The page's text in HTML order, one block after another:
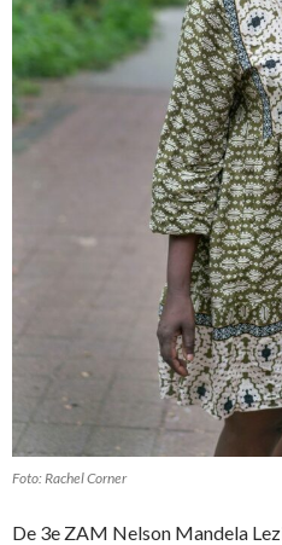
Foto: Rachel Corner
De 3e ZAM Nelson Mandela